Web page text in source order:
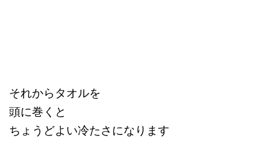
それからタオルを
頭に巻くと
ちょうどよい冷たさになります